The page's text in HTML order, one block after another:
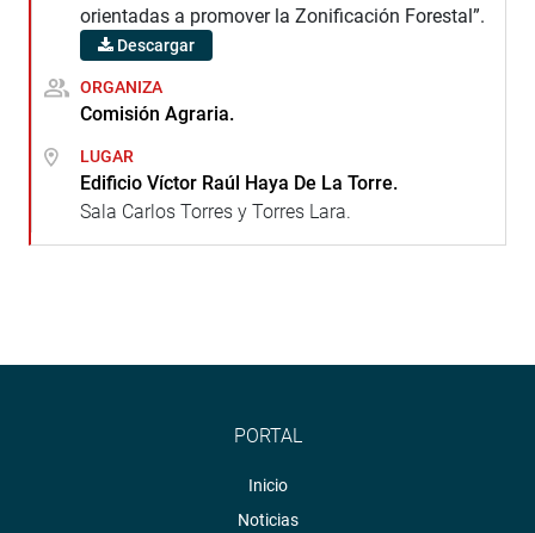
orientadas a promover la Zonificación Forestal”.
Descargar
ORGANIZA
Comisión Agraria.
LUGAR
Edificio Víctor Raúl Haya De La Torre.
Sala Carlos Torres y Torres Lara.
PORTAL
Inicio
Noticias